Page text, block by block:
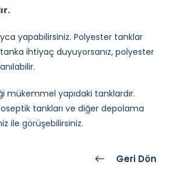
yapabilirsiniz. Polyester tanklar
ihtiyaç duyuyorsanız, polyester
mükemmel yapıdaki tanklardır.
tankları ve diğer depolama
ile görüşebilirsiniz.
Geri Dön